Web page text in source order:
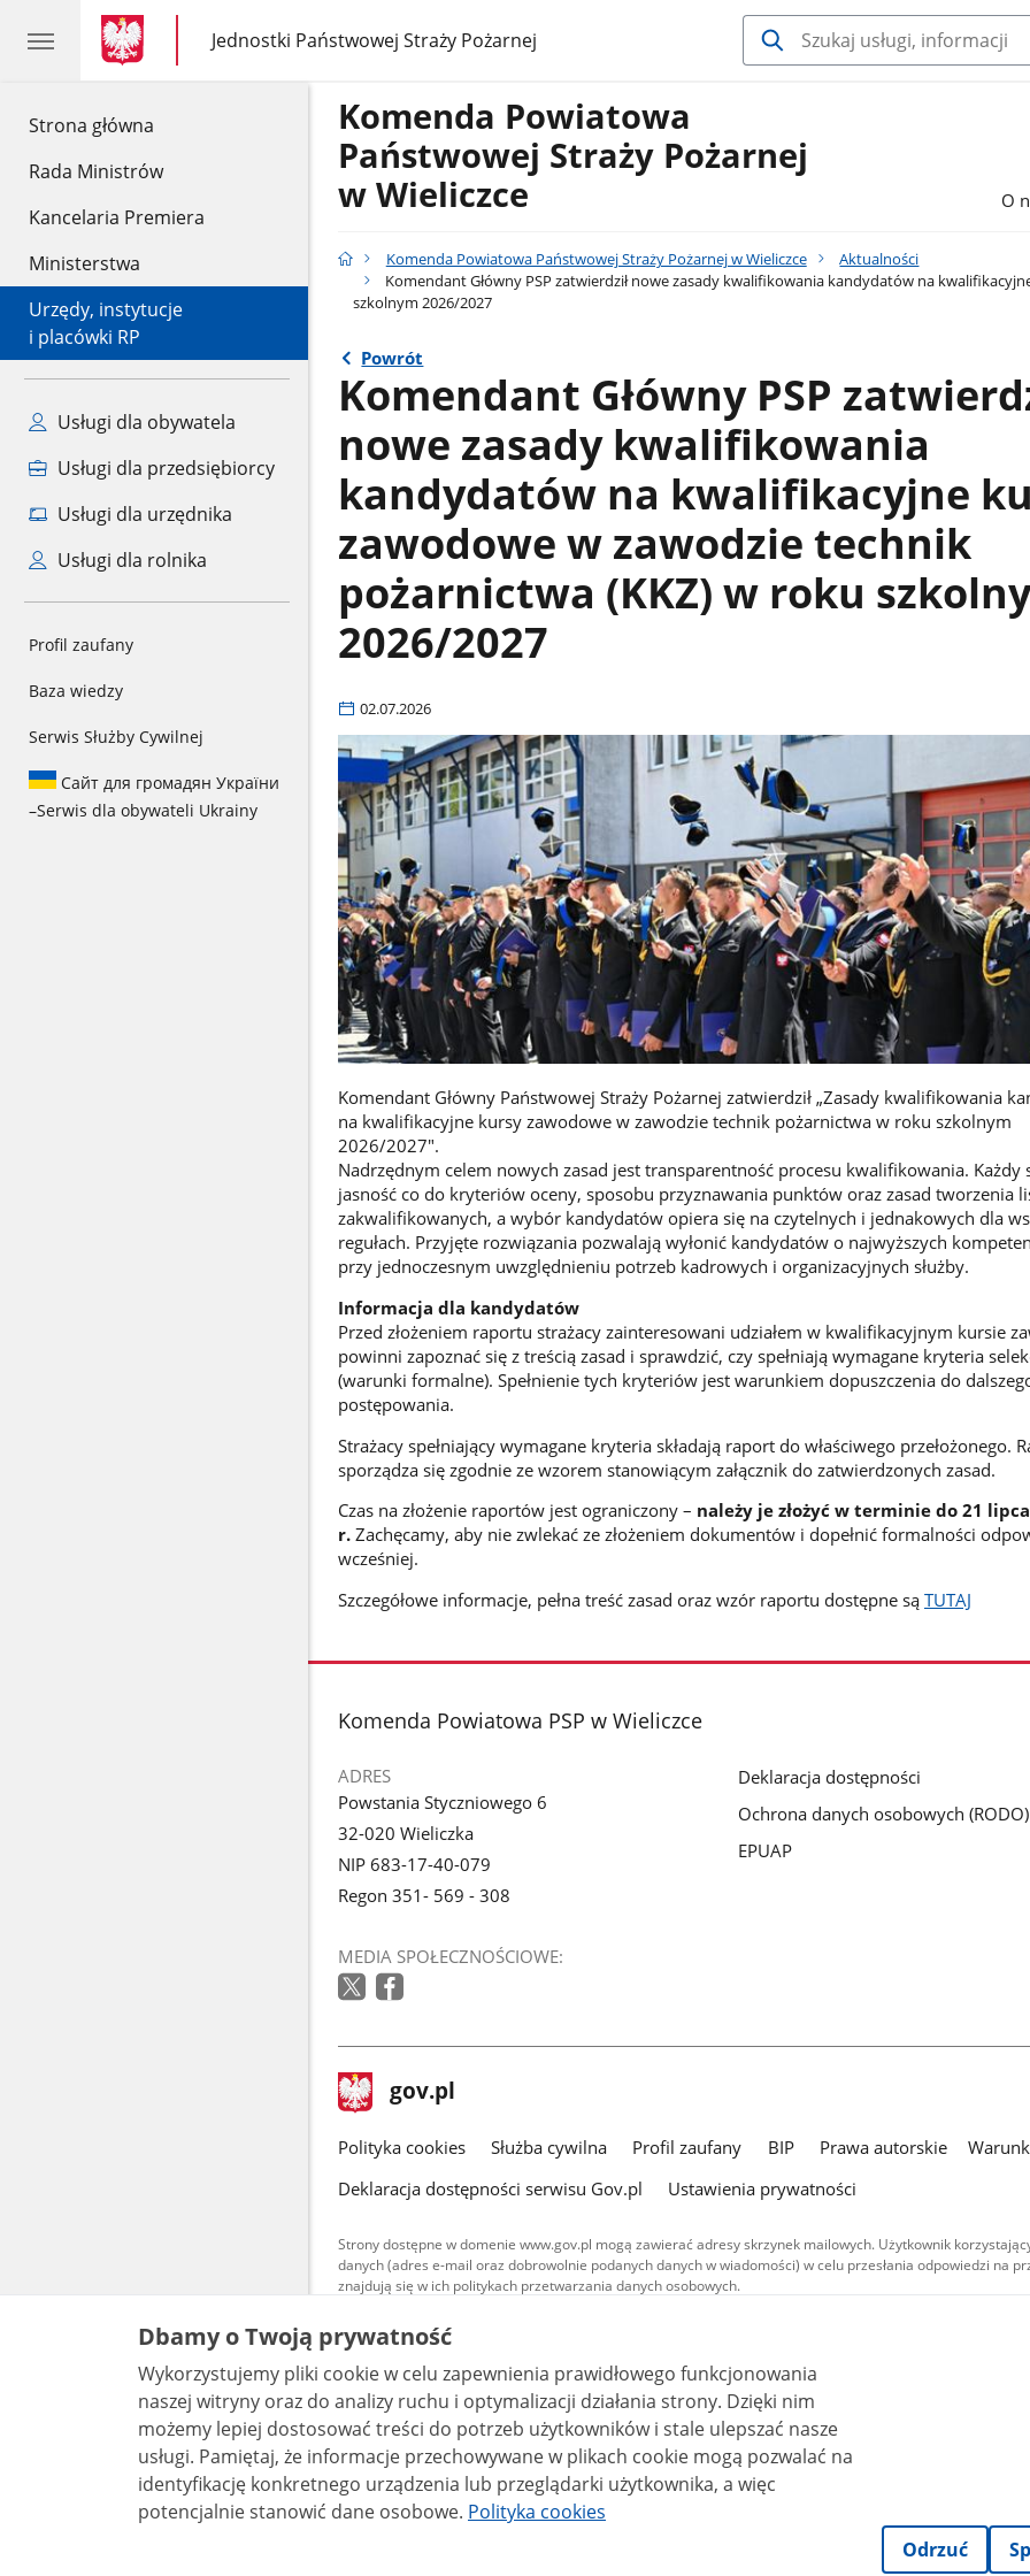
Strona główna
Rada Ministrów
Kancelaria Premiera
Ministerstwa
Urzędy, instytucje
i placówki RP
Usługi dla obywatela
Usługi dla przedsiębiorcy
Usługi dla urzędnika
Usługi dla rolnika
Profil zaufany
Baza wiedzy
Serwis Służby Cywilnej
Сайт для громадян України
–Serwis dla obywateli Ukrainy
gov.pl
gov.pl
Jednostki Państwowej Straży Pożarnej
gov.pl
Jednostki
Państwowej
Komenda Powiatowa
Państwowej Straży Pożarnej
w Wieliczce
O
Komenda Powiatowa Państwowej Straży Pożarnej w Wieliczce
Aktualności
Komendant Główny PSP zatwierdził nowe zasady kwalifikowania kandydatów na
szkolnym 2026/2027
Powrót
Komendant Główny PSP
nowe zasady kwalifikowania
kandydatów na kwalifikacyjne
zawodowe w zawodzie technik
pożarnictwa (KKZ) w roku
2026/2027
02.07.2026
Komendant Główny Państwowej Straży Pożarnej zatwierdził „Zasady kwalifikowania
na kwalifikacyjne kursy zawodowe w zawodzie technik pożarnictwa w roku szkolnym
2026/2027".
Nadrzędnym celem nowych zasad jest transparentność procesu kwalifikowania. Każdy
jasność co do kryteriów oceny, sposobu przyznawania punktów oraz zasad tworzenia
zakwalifikowanych, a wybór kandydatów opiera się na czytelnych i jednakowych dla
regułach. Przyjęte rozwiązania pozwalają wyłonić kandydatów o najwyższych
przy jednoczesnym uwzględnieniu potrzeb kadrowych i organizacyjnych służby.
Informacja dla kandydatów
Przed złożeniem raportu strażacy zainteresowani udziałem w kwalifikacyjnym kursie
powinni zapoznać się z treścią zasad i sprawdzić, czy spełniają wymagane kryteria
(warunki formalne). Spełnienie tych kryteriów jest warunkiem dopuszczenia do
postępowania.
Strażacy spełniający wymagane kryteria składają raport do właściwego przełożonego.
sporządza się zgodnie ze wzorem stanowiącym załącznik do zatwierdzonych zasad.
Czas na złożenie raportów jest ograniczony – należy je złożyć w terminie do 21
r. Zachęcamy, aby nie zwlekać ze złożeniem dokumentów i dopełnić formalności
wcześniej.
Szczegółowe informacje, pełna treść zasad oraz wzór raportu dostępne są TUTAJ
stopka
Komenda Powiatowa PSP w Wieliczce
ADRES
Powstania Styczniowego 6
32-020 Wieliczka
NIP 683-17-40-079
Regon 351- 569 - 308
MEDIA SPOŁECZNOŚCIOWE:
Deklaracja dostępności
Ochrona danych osobowych (RODO)
EPUAP
stopka
gov.pl Strona
gov.pl
gov.pl
Polityka cookies Służba cywilna Profil zaufany BIP Prawa autorskie
Deklaracja dostępności serwisu Gov.pl
Ustawienia prywatności
Strony dostępne w domenie www.gov.pl mogą zawierać adresy skrzynek mailowych. Użytkownik
danych (adres e-mail oraz dobrowolnie podanych danych w wiadomości) w celu przesłania odpowiedzi na
znajdują się w ich politykach przetwarzania danych osobowych.
Treści tekstowe publikowane w serwisie (z wyłączeniem treści audiowizualnych), są
udostępniane na licencji typu Creative Commons: uznanie autorstwa - na tych samych
warunkach 4.0 (CC BY-SA 4.0). Materiały audiowizualne, w tym zdjęcia, materiały audio i
są udostępniane na licencji typu Creative Commons: uznanie autorstwa użycie niekomercyjne
bez utworów zależnych 4.0 (CC BY-NC-ND 4.0), o ile nie jest to stwierdzone inaczej.
Dbamy o Twoją prywatność
Wykorzystujemy pliki cookie w celu zapewnienia prawidłowego funkcjonowania
naszej witryny oraz do analizy ruchu i optymalizacji działania strony. Dzięki nim
możemy lepiej dostosować treści do potrzeb użytkowników i stale ulepszać nasze
usługi. Pamiętaj, że informacje przechowywane w plikach cookie mogą pozwalać na
identyfikację konkretnego urządzenia lub przeglądarki użytkownika, a więc
potencjalnie stanowić dane osobowe. Polityka cookies
Odrzuć